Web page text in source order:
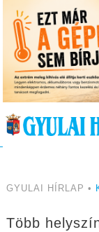
GYULAI HÍRLAP •
Több